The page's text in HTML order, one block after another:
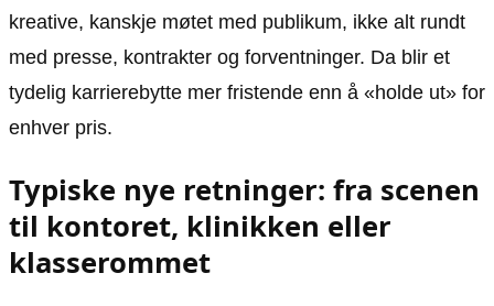
kreative, kanskje møtet med publikum, ikke alt rundt
med presse, kontrakter og forventninger. Da blir et
tydelig karrierebytte mer fristende enn å «holde ut» for
enhver pris.
Typiske nye retninger: fra scenen
til kontoret, klinikken eller
klasserommet